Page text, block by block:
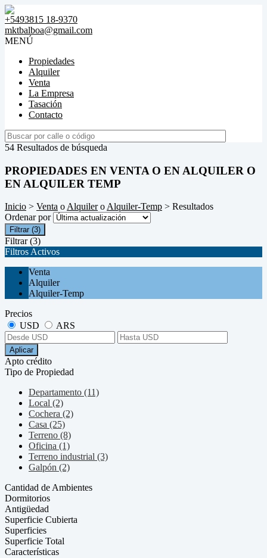
+5493815 18-9370
mktbalboa@gmail.com
MENÚ
Propiedades
Alquiler
Venta
La Empresa
Tasación
Contacto
54 Resultados de búsqueda
PROPIEDADES EN VENTA O EN ALQUILER O
EN ALQUILER TEMP
Inicio > Venta oAlquileroAlquiler-Temp > Resultados
Ordenar por
Filtrar (3)
Filtrar (3)
Filtros Activos
Venta
Alquiler
Alquiler-Temp
Precios
USD
ARS
Aplicar
Apto crédito
Tipo de Propiedad
Departamento (11)
Local (2)
Cochera (2)
Casa (25)
Terreno (8)
Oficina (1)
Terreno industrial (3)
Galpón (2)
Cantidad de Ambientes
Dormitorios
Antigüedad
Superficie Cubierta
Superficies
Superficie Total
Características